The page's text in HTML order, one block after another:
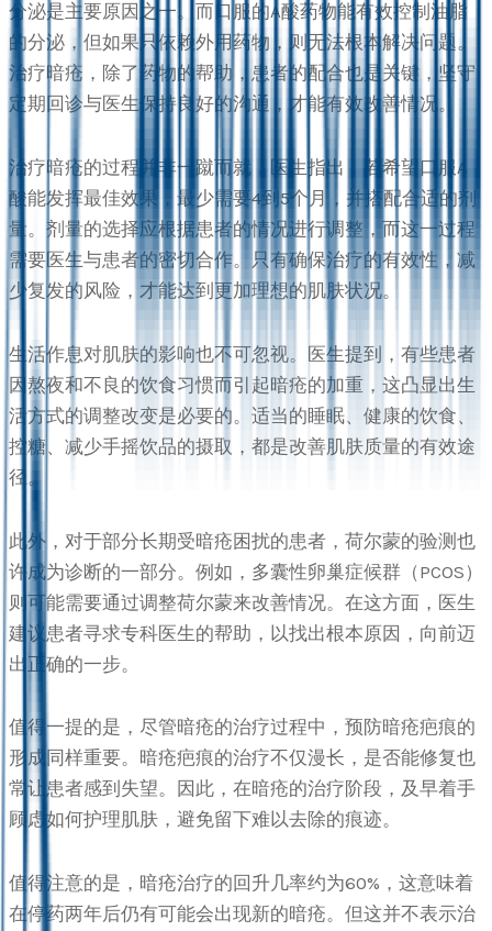
分泌是主要原因之一。而口服的A酸药物能有效控制油脂
的分泌，但如果只依赖外用药物，则无法根本解决问题。
治疗暗疮，除了药物的帮助，患者的配合也是关键，坚守
定期回诊与医生保持良好的沟通，才能有效改善情况。
治疗暗疮的过程并非一蹴而就，医生指出，若希望口服A
酸能发挥最佳效果，最少需要4到5个月，并搭配合适的剂
量。剂量的选择应根据患者的情况进行调整，而这一过程
需要医生与患者的密切合作。只有确保治疗的有效性，减
少复发的风险，才能达到更加理想的肌肤状况。
生活作息对肌肤的影响也不可忽视。医生提到，有些患者
因熬夜和不良的饮食习惯而引起暗疮的加重，这凸显出生
活方式的调整改变是必要的。适当的睡眠、健康的饮食、
控糖、减少手摇饮品的摄取，都是改善肌肤质量的有效途
径。
此外，对于部分长期受暗疮困扰的患者，荷尔蒙的验测也
许成为诊断的一部分。例如，多囊性卵巢症候群（PCOS）
则可能需要通过调整荷尔蒙来改善情况。在这方面，医生
建议患者寻求专科医生的帮助，以找出根本原因，向前迈
出正确的一步。
值得一提的是，尽管暗疮的治疗过程中，预防暗疮疤痕的
形成同样重要。暗疮疤痕的治疗不仅漫长，是否能修复也
常让患者感到失望。因此，在暗疮的治疗阶段，及早着手
顾虑如何护理肌肤，避免留下难以去除的痕迹。
值得注意的是，暗疮治疗的回升几率约为60%，这意味着
在停药两年后仍有可能会出现新的暗疮。但这并不表示治